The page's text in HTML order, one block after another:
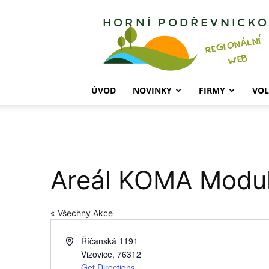
Horní
ÚVOD NOVINKY FIRMY
Areál KOMA
« Všechny Akce
AddressŘíčanská 1191
Vizovice, 76312